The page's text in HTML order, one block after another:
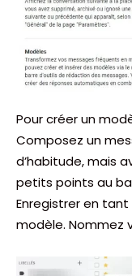
Pour créer un
Composez un
d’habitude, mais
petits points au
Enregistrer en
modèle. Nommez